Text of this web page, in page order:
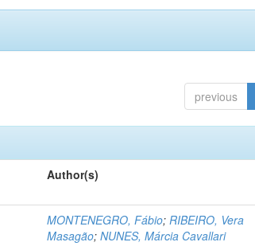
previous
Author(s)
MONTENEGRO, Fábio; RIBEIRO, Vera
Masagão; NUNES, Márcia Cavallari